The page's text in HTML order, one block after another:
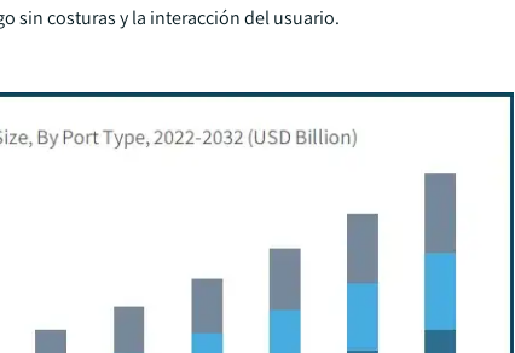
sin costuras y la interacción del usuario.